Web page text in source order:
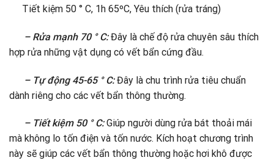
Tiết kiệm 50 ° C, 1h 65ºC, Yêu thích (rửa tráng)
– Rửa mạnh 70 ° C:Đây là chế độ rửa chuyên sâu thích
hợp rửa những vật dụng có vết bẩn cứng đầu.
– Tự động 45-65 ° C:Đây là chu trình rửa tiêu chuẩn
dành riêng cho các vết bẩn thông thường.
– Tiết kiệm 50 ° C:Giúp người dùng rửa bát thoải mái
mà không lo tốn điện và tốn nước. Kích hoạt chương trình
này sẽ giúp các vết bẩn thông thường hoặc hơi khô được